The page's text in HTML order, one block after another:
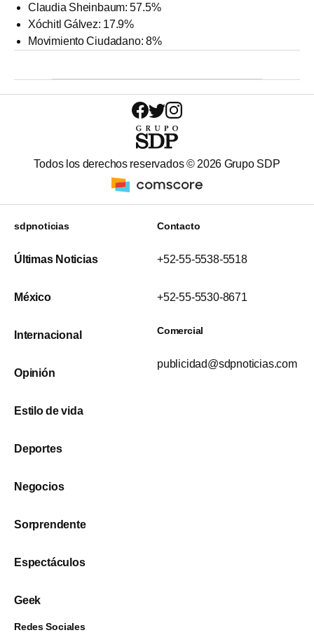
Claudia Sheinbaum: 57.5%
Xóchitl Gálvez: 17.9%
Movimiento Ciudadano: 8%
Todos los derechos reservados © 2026 Grupo SDP
sdpnoticias
Últimas Noticias
México
Internacional
Opinión
Estilo de vida
Deportes
Negocios
Sorprendente
Espectáculos
Geek
Contacto
+52-55-5538-5518
+52-55-5530-8671
Comercial
publicidad@sdpnoticias.com
Redes Sociales